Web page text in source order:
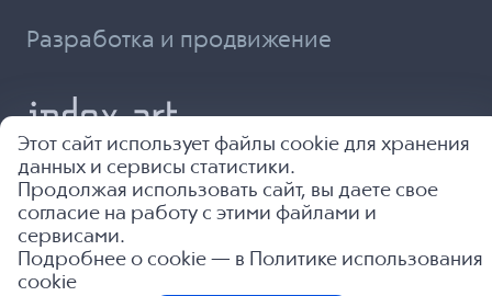
Разработка и продвижение
Этот сайт использует файлы cookie для хранения
данных и сервисы статистики.
Продолжая использовать сайт, вы даете свое
согласие на работу с этими файлами и
сервисами.
Подробнее о cookie — в
Политике использования
cookie